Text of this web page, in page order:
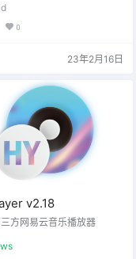
0
23年2月16日
v2.18
方网易云音乐播放器